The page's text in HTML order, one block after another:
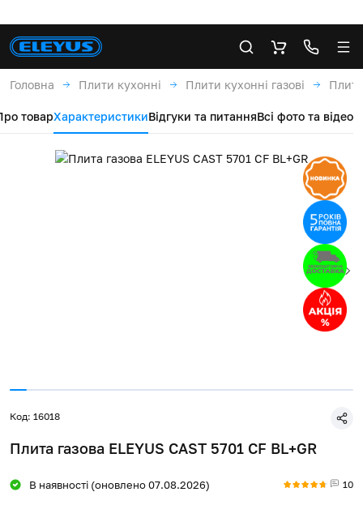
Головна Плити кухонні Плити кухонні газові
товарХарактеристикиВідгуки та питанняВсі фото та відео
Код: 16018
Плита газова ELEYUS CAST 5701 CF BL+GR
В наявності (оновлено 07.08.2026) 10